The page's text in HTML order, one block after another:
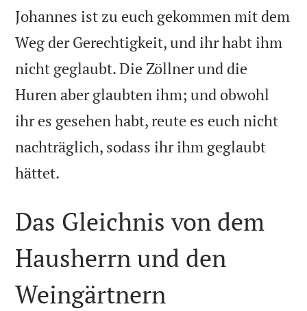
Johannes ist zu euch gekommen mit dem
Weg der Gerechtigkeit, und ihr habt ihm
nicht geglaubt. Die Zöllner und die
Huren aber glaubten ihm; und obwohl
ihr es gesehen habt, reute es euch nicht
nachträglich, sodass ihr ihm geglaubt
hättet.
Das Gleichnis von dem
Hausherrn und den
Weingärtnern